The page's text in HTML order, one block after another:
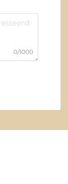
0/1000